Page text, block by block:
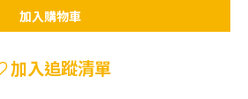
加入購物車
加入追蹤清單